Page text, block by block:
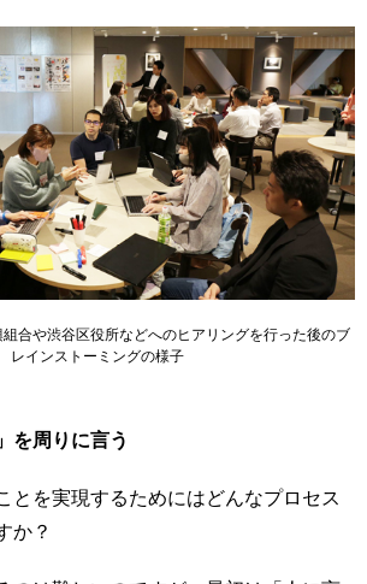
合や渋谷区役所などへのヒアリングを行った後のブ
レインストーミングの様子
を周りに言う
とを実現するためにはどんなプロセス
か？